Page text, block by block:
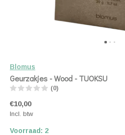
Blomus
Geurzakjes - Wood - TUOKSU
(0)
€10,00
Incl. btw
Voorraad: 2